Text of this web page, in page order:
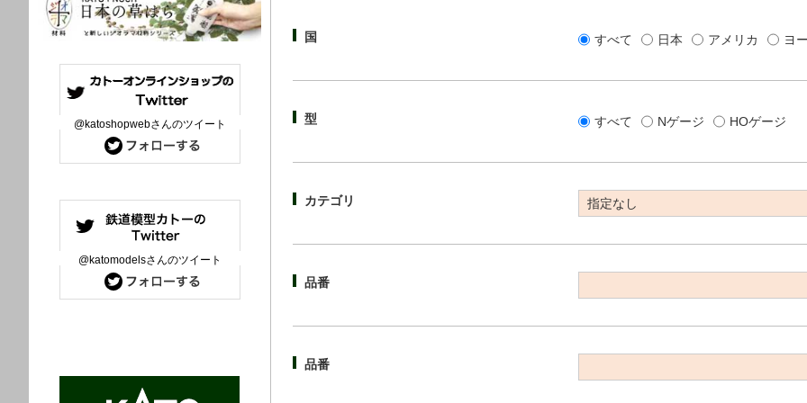
国 すべて 日本 アメリカ ヨ
型 すべて Nゲージ HOゲージ
カテゴリ
品番
品番
@katoshopwebさんのツイート
@katomodelsさんのツイート